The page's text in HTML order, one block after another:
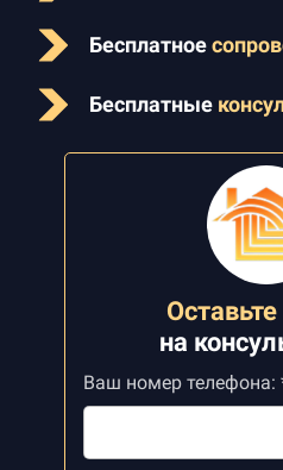
Бесплатное
Бесплатные
на
Ваш номер телефона: